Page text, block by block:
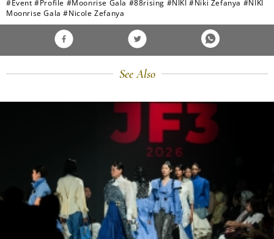
#Event #Profile #Moonrise Gala #88rising #NIKI #Niki Zefanya #NIKI
Moonrise Gala #Nicole Zefanya
See Also